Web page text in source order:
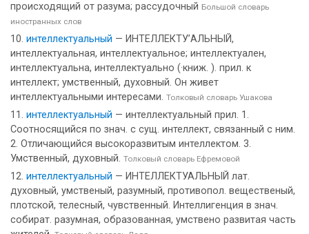
происходящий от разума; рассудочный Большой словарь
иностранных слов
интеллектуальный — ИНТЕЛЛЕКТУ’АЛЬНЫЙ,
интеллектуальная, интеллектуальное; интеллектуален,
интеллектуальна, интеллектуально (·книж. ). прил. к
интеллект; умственный, духовный. Он живет
интеллектуальными интересами. Толковый словарь Ушакова
интеллектуальный — интеллектуальный прил. 1.
Соотносящийся по знач. с сущ. интеллект, связанный с ним.
2. Отличающийся высокоразвитым интеллектом. 3.
Умственный, духовный. Толковый словарь Ефремовой
интеллектуальный — ИНТЕЛЛЕКТУАЛЬНЫЙ лат.
духовный, умственый, разумный, противопол. вещественый,
плотской, телесный, чувственный. Интеллигенция в знач.
собират. разумная, образованная, умствено развитая часть